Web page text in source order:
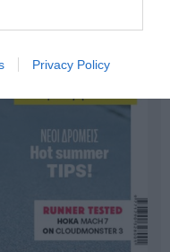
Privacy Policy